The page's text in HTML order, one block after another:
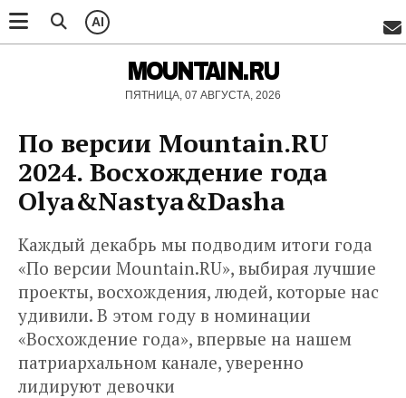
AI
MOUNTAIN.RU
ПЯТНИЦА, 07 АВГУСТА, 2026
По версии Mountain.RU
2024. Восхождение года
Olya&Nastya&Dasha
Каждый декабрь мы подводим итоги года
«По версии Mountain.RU», выбирая лучшие
проекты, восхождения, людей, которые нас
удивили. В этом году в номинации
«Восхождение года», впервые на нашем
патриархальном канале, уверенно
лидируют девочки